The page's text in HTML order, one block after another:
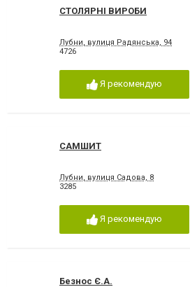
СТОЛЯРНІ ВИРОБИ
Лубни, вулиця Радянська, 94
4726
Я рекомендую
САМШИТ
Лубни, вулиця Садова, 8
3285
Я рекомендую
Безнос Є.А.